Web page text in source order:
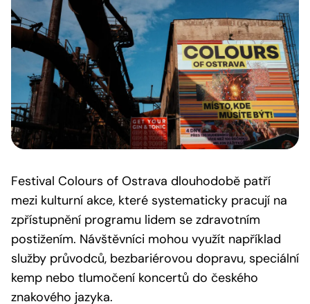
Festival Colours of Ostrava dlouhodobě patří
mezi kulturní akce, které systematicky pracují na
zpřístupnění programu lidem se zdravotním
postižením. Návštěvníci mohou využít například
služby průvodců, bezbariérovou dopravu, speciální
kemp nebo tlumočení koncertů do českého
znakového jazyka.